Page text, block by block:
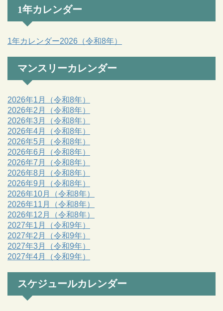
1年カレンダー
1年カレンダー2026（令和8年）
マンスリーカレンダー
2026年1月（令和8年）
2026年2月（令和8年）
2026年3月（令和8年）
2026年4月（令和8年）
2026年5月（令和8年）
2026年6月（令和8年）
2026年7月（令和8年）
2026年8月（令和8年）
2026年9月（令和8年）
2026年10月（令和8年）
2026年11月（令和8年）
2026年12月（令和8年）
2027年1月（令和9年）
2027年2月（令和9年）
2027年3月（令和9年）
2027年4月（令和9年）
スケジュールカレンダー